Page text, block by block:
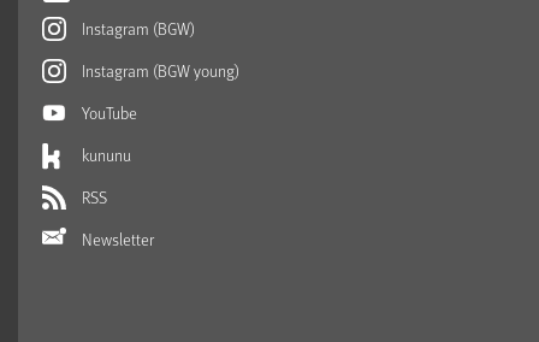
Instagram (BGW)
Instagram (BGW young)
YouTube
kununu
RSS
Newsletter